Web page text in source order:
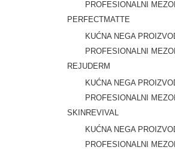
PROFESIONALNI
PERFECTMATTE
KUĆNA NEGA
PROFESIONALNI
REJUDERM
KUĆNA NEGA
PROFESIONALNI
SKINREVIVAL
KUĆNA NEGA
PROFESIONALNI